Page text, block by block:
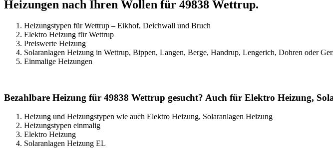
Heizungen nach Ihren Wollen für 49838 Wettrup.
Heizungstypen für Wettrup – Eikhof, Deichwall und Bruch
Elektro Heizung für Wettrup
Preiswerte Heizung
Solaranlagen Heizung in Wettrup, Bippen, Langen, Berge, Handrup, Lengerich, Dohren oder
Einmalige Heizungen
Bezahlbare Heizung für 49838 Wettrup gesucht? Auch für Elektro Heizung,
Heizung und Heizungstypen wie auch Elektro Heizung, Solaranlagen Heizung
Heizungstypen einmalig
Elektro Heizung
Solaranlagen Heizung EL